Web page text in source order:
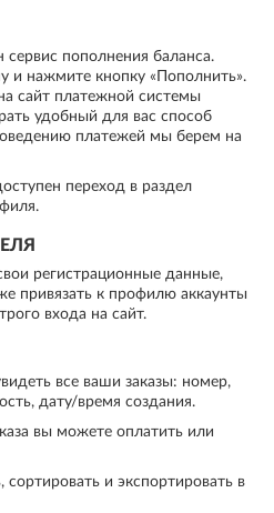
пополнения баланса.
и нажмите кнопку «Пополнить».
сайт платежной системы
удобный для вас способ
платежей мы берем на
переход в раздел
регистрационные данные,
привязать к профилю аккаунты
входа на сайт.
все ваши заказы: номер,
дату/время создания.
вы можете оплатить или
и экспортировать в